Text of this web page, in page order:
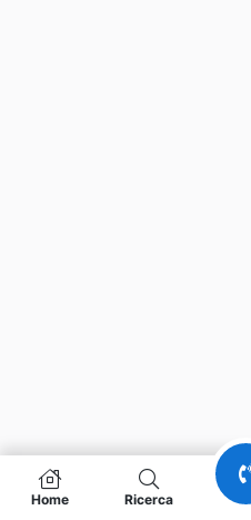
Home Ricerca